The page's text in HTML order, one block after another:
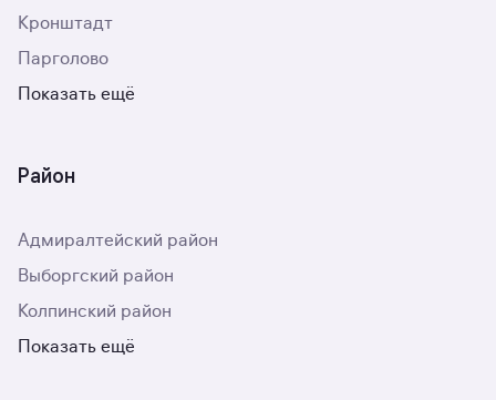
Кронштадт
Парголово
Показать ещё
Район
Адмиралтейский район
Выборгский район
Колпинский район
Показать ещё